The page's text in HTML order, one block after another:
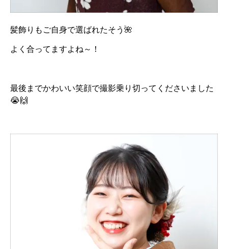
髪飾りもご自身で選ばれたそう🌺
よく合ってますよね～！
最後までかわいい笑顔で撮影乗り切ってくださいました
😭🙌